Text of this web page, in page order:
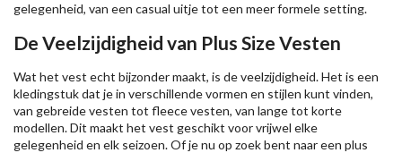
gelegenheid, van een casual uitje tot een meer formele setting.
De Veelzijdigheid van Plus Size Vesten
Wat het vest echt bijzonder maakt, is de veelzijdigheid. Het is een
kledingstuk dat je in verschillende vormen en stijlen kunt vinden,
van gebreide vesten tot fleece vesten, van lange tot korte
modellen. Dit maakt het vest geschikt voor vrijwel elke
gelegenheid en elk seizoen. Of je nu op zoek bent naar een plus